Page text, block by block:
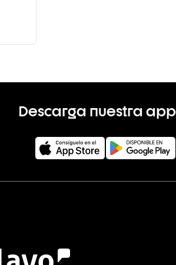
Descarga nuestra app